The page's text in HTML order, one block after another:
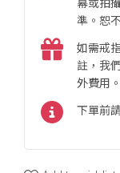
準。恕
如需戒
註，我
外費用。
下單前